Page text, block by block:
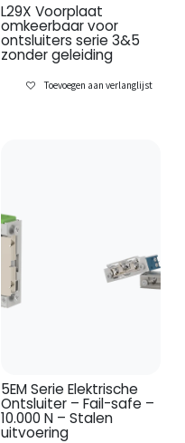
L29X Voorplaat
omkeerbaar voor
ontsluiters serie 3&5
zonder geleiding
Toevoegen aan verlanglijst
5EM Serie Elektrische
Ontsluiter – Fail-safe –
10.000 N – Stalen
uitvoering